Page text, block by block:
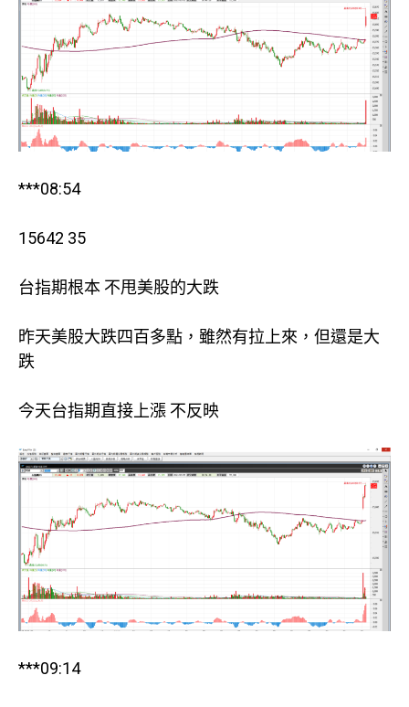
***08:54
15642 35
台指期根本 不甩美股的大跌
昨天美股大跌四百多點，雖然有拉上來，但還是大
跌
今天台指期直接上漲 不反映
***09:14